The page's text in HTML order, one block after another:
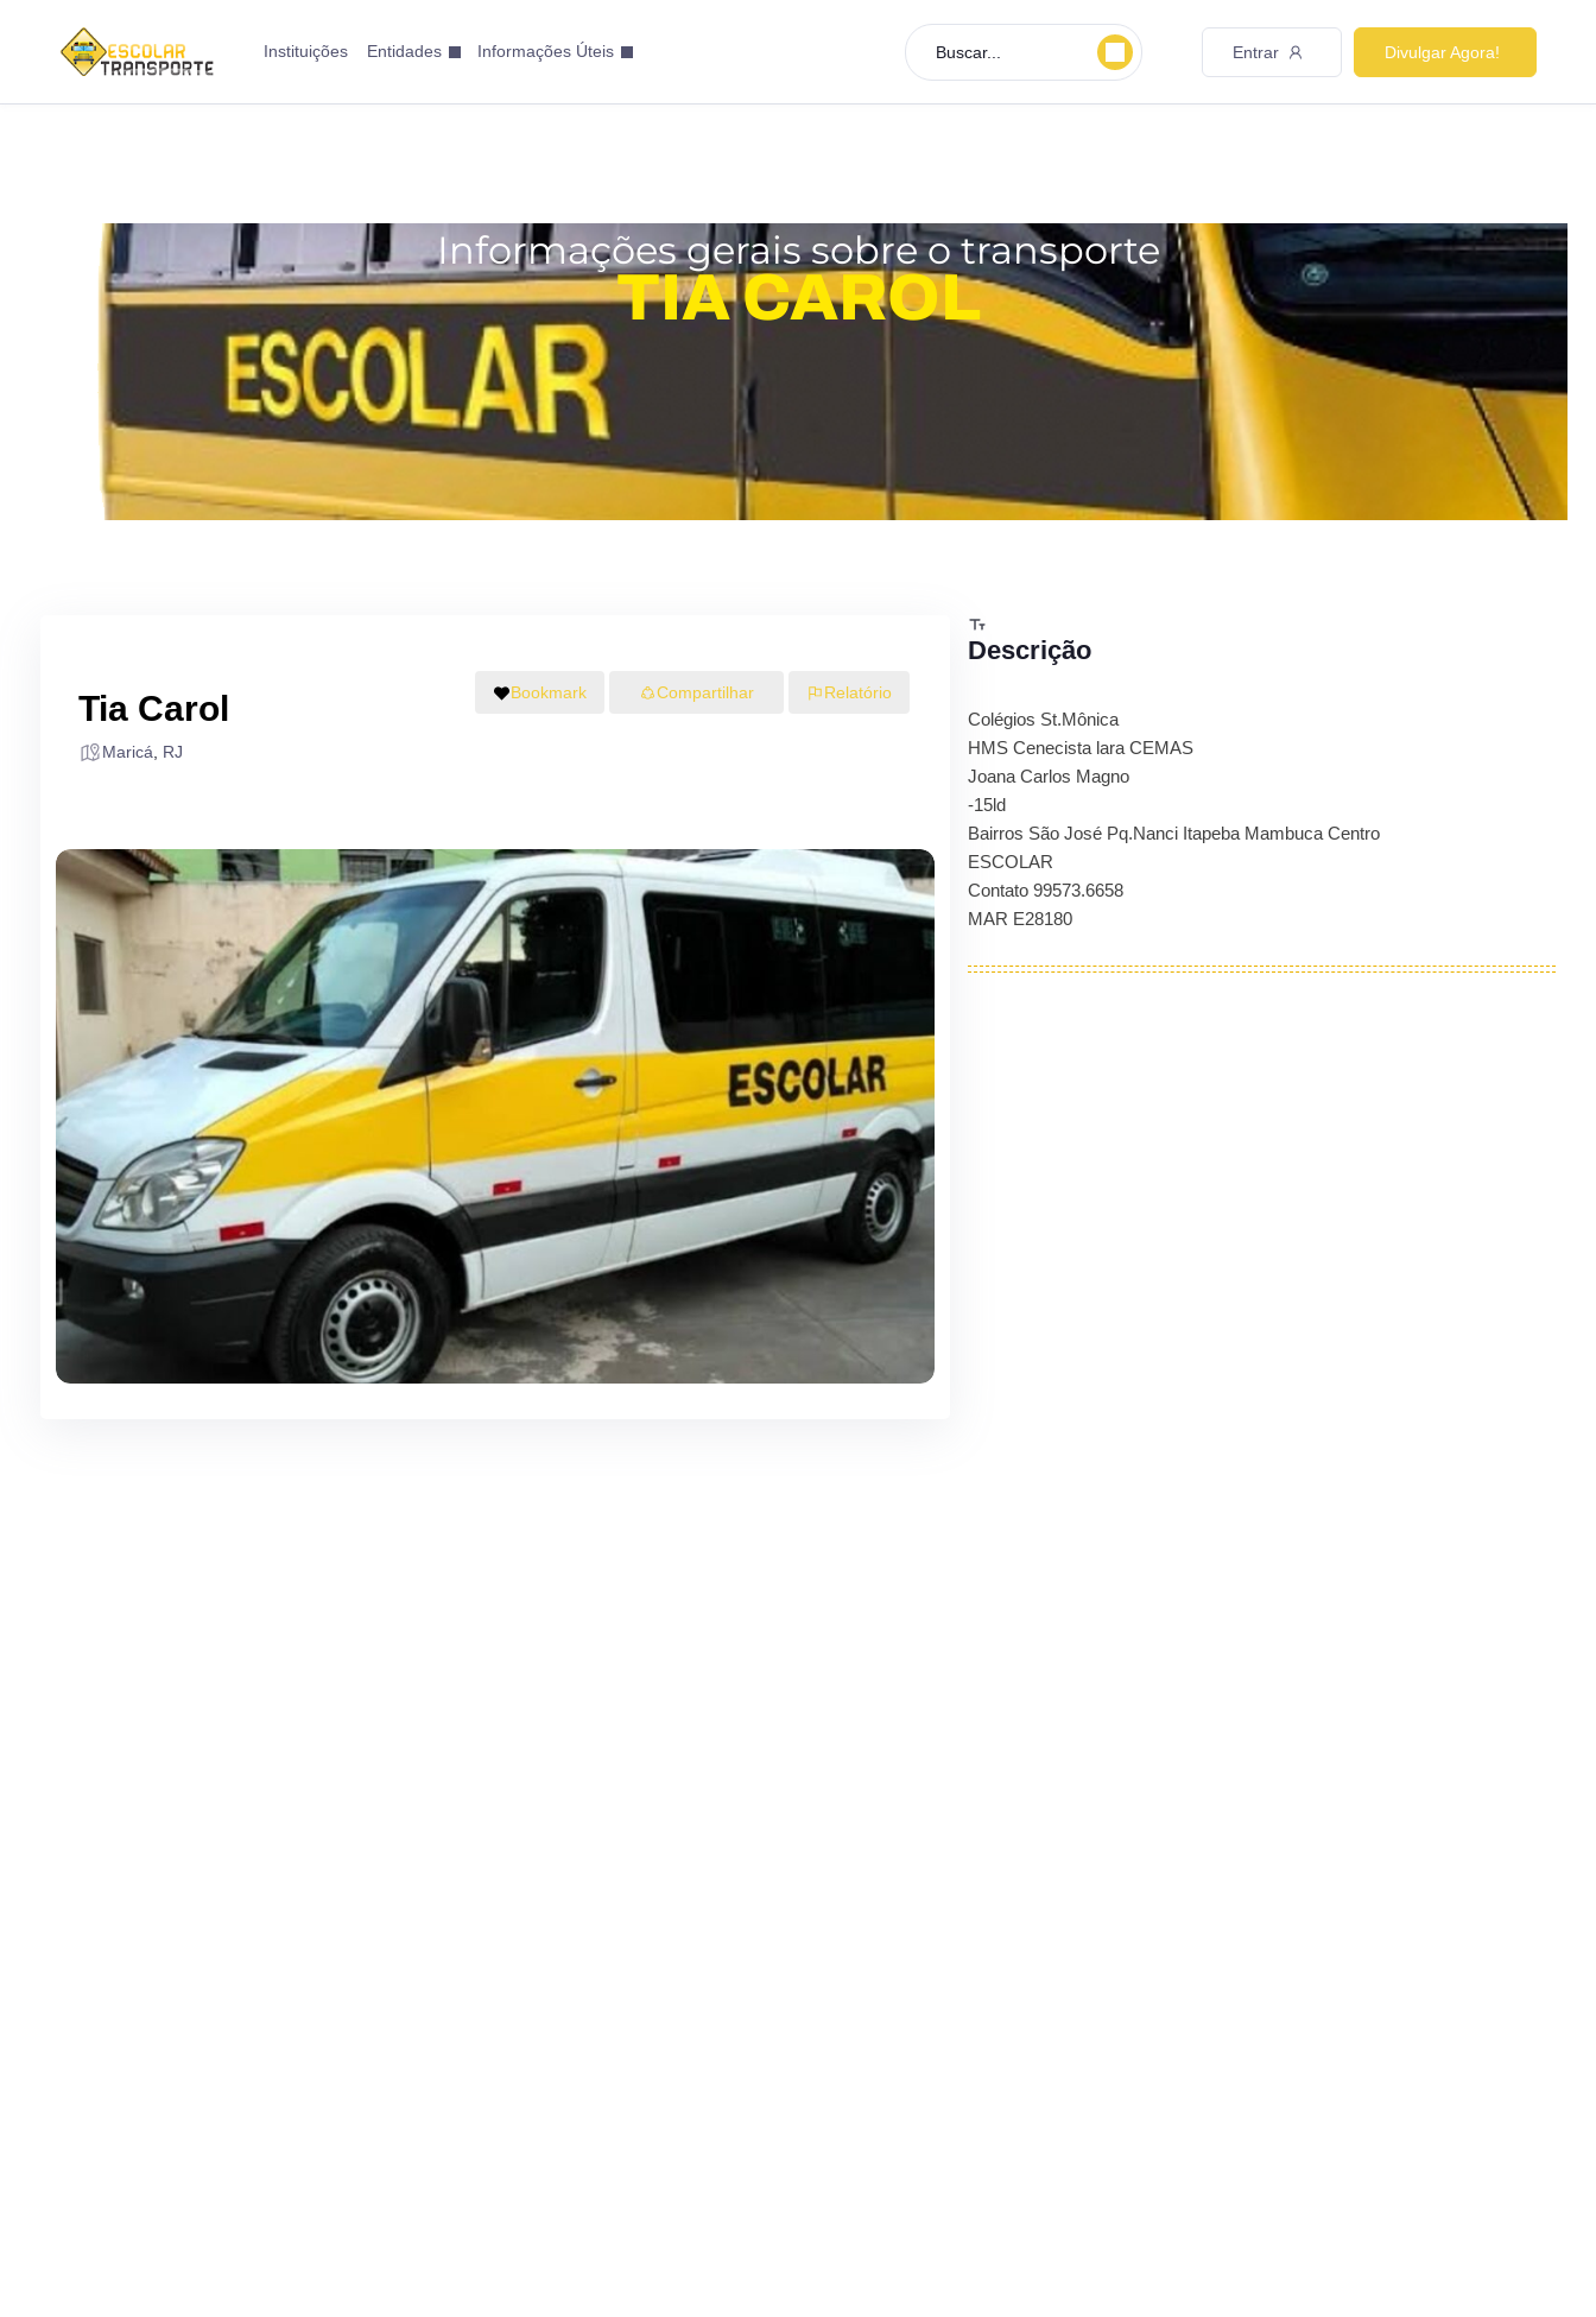
Instituições Entidades Informações Úteis Buscar... Entrar Divulgar Agora!
Informações gerais sobre o transporte
TIA CAROL
Tia Carol Bookmark Compartilhar Relatório
Maricá RJ
Descrição
Colégios St.Mônica
HMS Cenecista lara CEMAS
Joana Carlos Magno
-15ld
Bairros São José Pq.Nanci Itapeba Mambuca Centro
ESCOLAR
Contato 99573.6658
MAR E28180